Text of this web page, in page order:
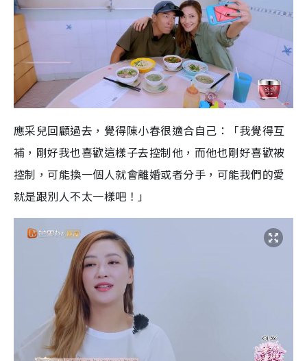
應采兒回顧過去，覺得陳小春很適合自己：「我覺得互
補，剛好我也喜歡這樣子去控制他，而他也剛好喜歡被
控制，可能換一個人就會離婚或者分手，可能我們的愛
就是跟別人不太一樣吧！」